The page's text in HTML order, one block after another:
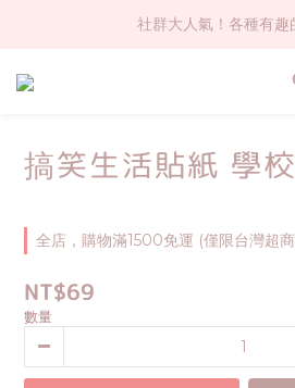
社群大人氣！各種有趣
社群大人氣！各種有趣
超值$59人氣日本製貼紙
社群大人氣！各種有趣
搞笑生活貼紙 學校
全店，購物滿1500免運 (僅限台灣超
NT$69
數量